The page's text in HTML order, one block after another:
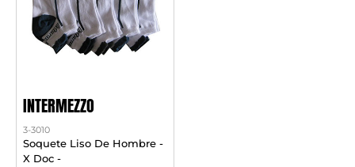
INTERMEZZO
3-3010
Soquete Liso De Hombre -
X Doc -